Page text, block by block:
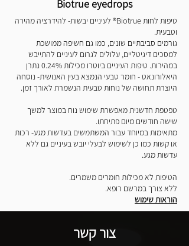
Biotrue eyedrops
טיפות לחות Biotrue® לעיניים יבשות- להידרציה מהירה
וטבעית.
גורמים סביבתיים שונים, כמו גם חשיפה ממושכת
למסכים דיגיטליים, עלולים לגרום לעיניים להתייבש
במהירות. טיפות העיניים ביוטרו מכילות 0.24% נתרן
היאלורונאט - חומר טבעי הנמצא בעין האנושית- נוסחה
היוצרת תחושה של נוחות טבעית הנשמרת לאורך זמן.
טפטפת חדשנית מאפשרת שימוש נוח במוצר למשך
שישה חודשים מיום פתיחתו.
מתאימות במיוחד עבור המשתמשים בעדשות מגע- רכות
או קשות כמו כן לשימוש לבעלי יובש בעיניים גם ללא
עדשות מגע.
הטיפות לא מכילות חומרים משמרים.
ללא צורך במרשם רופא.
הוראות שימוש
צור קשר